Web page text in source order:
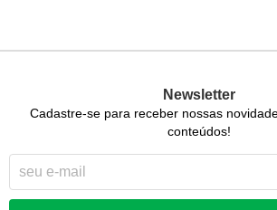
Newsletter
Cadastre-se para receber nossas
conteúdos!